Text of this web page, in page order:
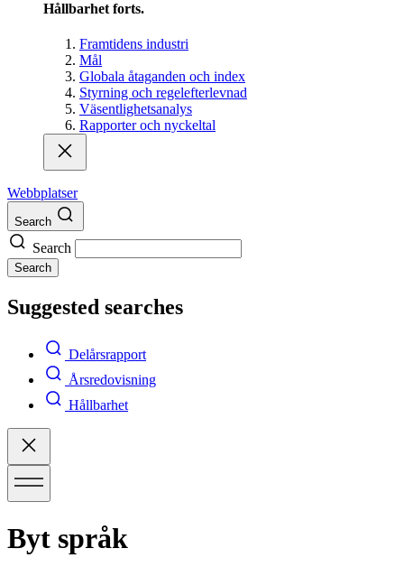
Hållbarhet forts.
Framtidens industri
Mål
Globala åtaganden och index
Styrning och regelefterlevnad
Väsentlighetsanalys
Rapporter och nyckeltal
Webbplatser
Search
Search
Search
Suggested searches
Delårsrapport
Årsredovisning
Hållbarhet
Byt språk